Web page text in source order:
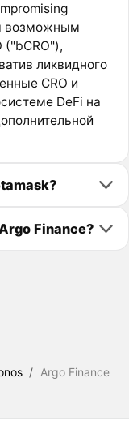
возможным
("bCRO"),
ликвидного
CRO и
DeFi на
Finance?
/ Argo Finance